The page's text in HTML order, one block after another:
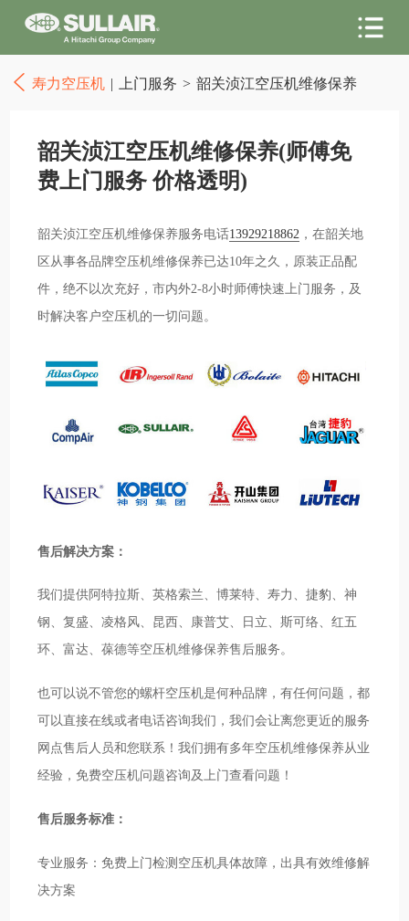
寿力空压机 | 上门服务 > 韶关浈江空压机维修保养
韶关浈江空压机维修保养(师傅免
费上门服务 价格透明)
韶关浈江空压机维修保养服务电话13929218862 ，在韶关地
区从事各品牌空压机维修保养已达10年之久，原装正品配
件，绝不以次充好，市内外2-8小时师傅快速上门服务，及
时解决客户空压机的一切问题。
售后解决方案：
我们提供阿特拉斯、英格索兰、博莱特、寿力、捷豹、神
钢、复盛、凌格风、昆西、康普艾、日立、斯可络、红五
环、富达、葆德等空压机维修保养售后服务。
也可以说不管您的螺杆空压机是何种品牌，有任何问题，都
可以直接在线或者电话咨询我们，我们会让离您更近的服务
网点售后人员和您联系！我们拥有多年空压机维修保养从业
经验，免费空压机问题咨询及上门查看问题！
售后服务标准：
专业服务：免费上门检测空压机具体故障，出具有效维修解
决方案